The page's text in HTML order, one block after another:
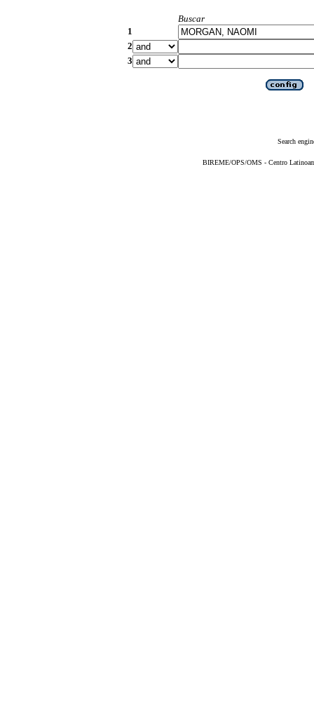
Buscar
1
2
3
Search
BIREME/OPS/OMS - Centro